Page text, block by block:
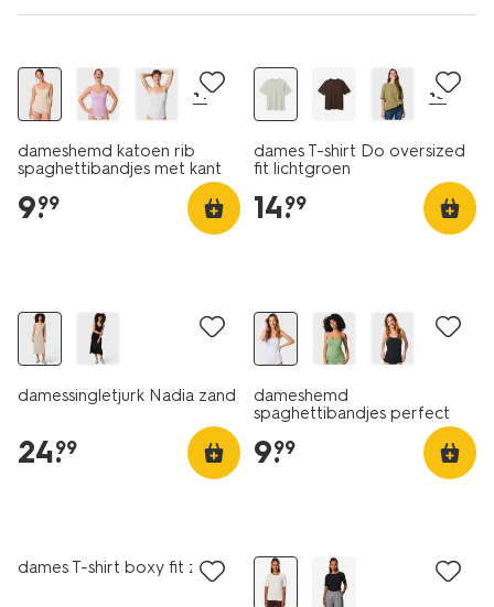
+1
dameshemd katoen rib
spaghettibandjes met kant
9.
99
+3
dames T-shirt Do oversized
fit lichtgroen
14.
99
damessingletjurk Nadia zand
24.
99
dameshemd
spaghettibandjes perfect
9.
99
dames T-shirt boxy fit zwart